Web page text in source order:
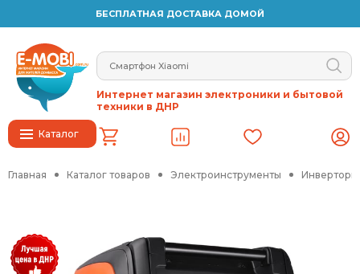
БЕСПЛАТНАЯ ДОСТАВКА ДОМОЙ
Каталог
Интернет магазин электроники и бытовой
техники в ДНР
Главная Каталог товаров Электроинструменты